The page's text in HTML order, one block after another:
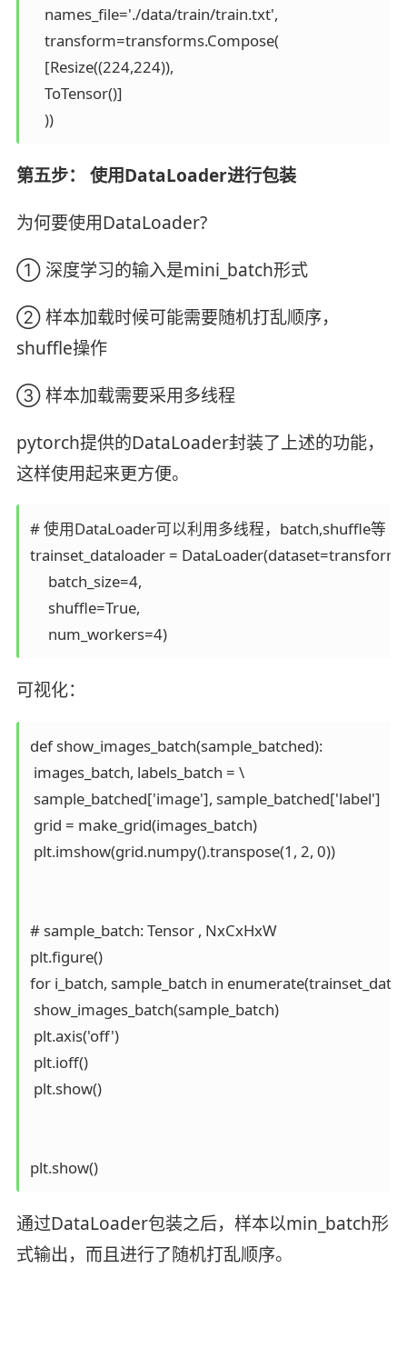
    names_file='./data/train/train.txt',
    transform=transforms.Compose(
    [Resize((224,224)),
    ToTensor()]
    ))
第五步： 使用DataLoader进行包装
为何要使用DataLoader?
① 深度学习的输入是mini_batch形式
② 样本加载时候可能需要随机打乱顺序，
shuffle操作
③ 样本加载需要采用多线程
pytorch提供的DataLoader封装了上述的功能，
这样使用起来更方便。
# 使用DataLoader可以利用多线程，batch,shuffle等
trainset_dataloader =
     batch_size=4,
     shuffle=True,
     num_workers=4)
可视化：
def show_images_batch(sample_batched):
images_batch, labels_batch = \
sample_batched['image'], sample_batched['label']
grid = make_grid(images_batch)
plt.imshow(grid.numpy().transpose(1, 2, 0))
# sample_batch: Tensor , NxCxHxW
plt.figure()
for i_batch, sample_batch in
show_images_batch(sample_batch)
plt.axis('off')
plt.ioff()
plt.show()
plt.show()
通过DataLoader包装之后，样本以min_batch形
式输出，而且进行了随机打乱顺序。